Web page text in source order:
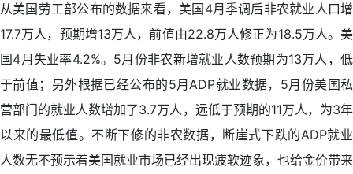
从美国劳工部公布的数据来看，美国4月季调后非农就业人口增
17.7万人，预期增13万人，前值由22.8万人修正为18.5万人。美
国4月失业率4.2%。5月份非农新增就业人数预期为13万人，低
于前值；另外根据已经公布的5月ADP就业数据，5月份美国私
营部门的就业人数增加了3.7万人，远低于预期的11万人，为3年
以来的最低值。不断下修的非农数据，断崖式下跌的ADP就业
人数无不预示着美国就业市场已经出现疲软迹象，也给金价带来